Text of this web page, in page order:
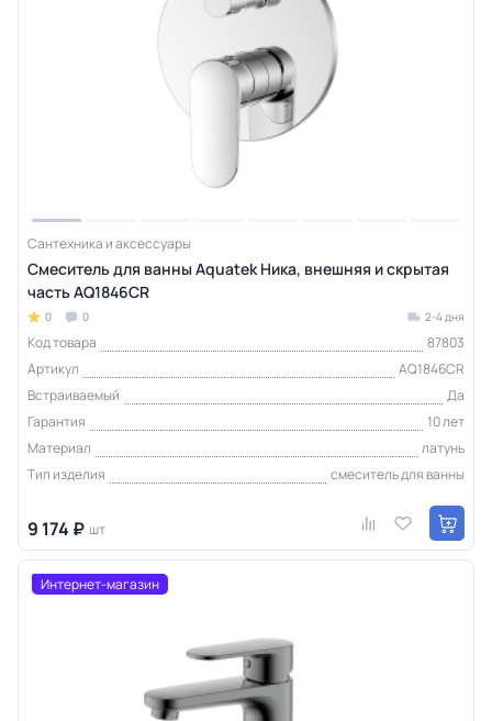
Сантехника и аксессуары
Смеситель для ванны Aquatek Ника, внешняя и скрытая
часть AQ1846CR
0 0 2-4 дня
Код товара
87803
Артикул
AQ1846CR
Встраиваемый
Да
Гарантия
10 лет
Материал
латунь
Тип изделия
смеситель для ванны
9 174 ₽ шт
Интернет-магазин